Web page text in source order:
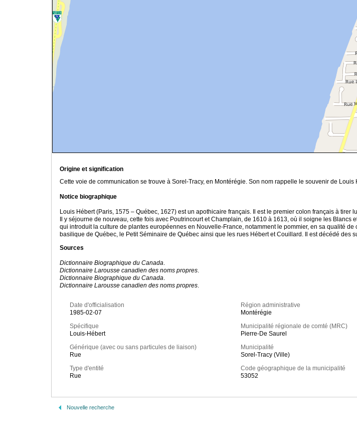
Origine et signification
Cette voie de communication se trouve à Sorel-Tracy, en Montérégie. Son nom rappelle le souvenir de Louis
Notice biographique
Louis Hébert (Paris, 1575 – Québec, 1627) est un apothicaire français. Il est le premier colon français à
Il y séjourne de nouveau, cette fois avec Poutrincourt et Champlain, de 1610 à 1613, où il soigne les
qui introduit la culture de plantes européennes en Nouvelle-France, notamment le pommier, en sa qualité
basilique de Québec, le Petit Séminaire de Québec ainsi que les rues Hébert et Couillard. Il est décédé des
Sources
Dictionnaire Biographique du Canada.
Dictionnaire Larousse canadien des noms propres.
Dictionnaire Biographique du Canada.
Dictionnaire Larousse canadien des noms propres.
Date d'officialisation
1985-02-07
Spécifique
Louis-Hébert
Générique (avec ou sans particules de liaison)
Rue
Type d'entité
Rue
Région administrative
Montérégie
Municipalité régionale de comté (MRC)
Pierre-De Saurel
Municipalité
Sorel-Tracy (Ville)
Code géographique de la municipalité
53052
Nouvelle recherche